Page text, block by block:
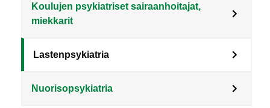
Koulujen psykiatriset sairaanhoitajat,
miekkarit
Lastenpsykiatria
Nuorisopsykiatria